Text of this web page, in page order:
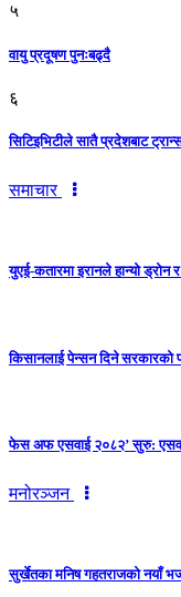
५
वायु प्रदूषण पुनःबढ्दै
६
सिटिइभिटीले सातै प्रदेशबाट
समाचार
युएई-कतारमा इरानले हान्यो ड्रोन
किसानलाई पेन्सन दिने सरकारको
फेस अफ एसवाई २०८२’ सुरु:
मनोरञ्जन
सुर्खेतका मनिष गहतराजको नयाँ